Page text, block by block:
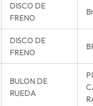
DISCO DE
FRENO
DISCO DE
FRENO
BULON DE
RUEDA